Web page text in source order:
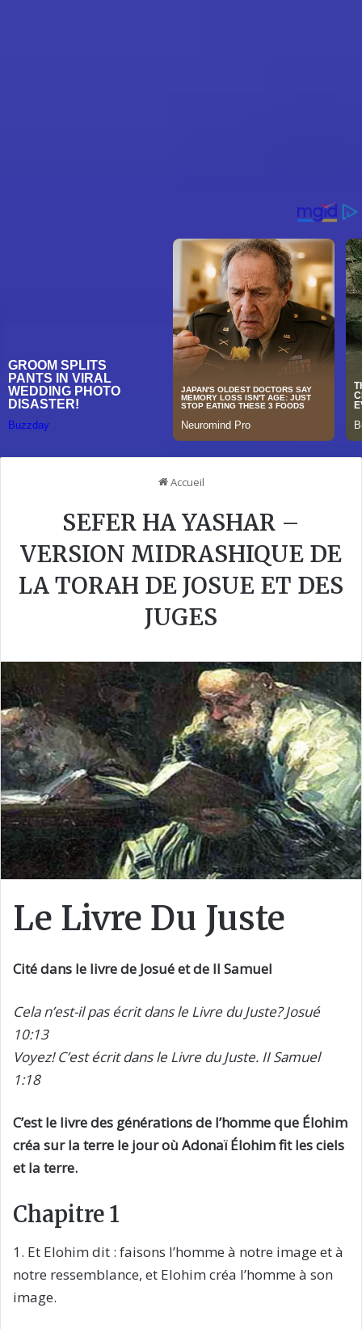
Accueil
SEFER HA YASHAR –
VERSION MIDRASHIQUE DE
LA TORAH DE JOSUE ET DES
JUGES
Le Livre Du Juste
Cité dans le livre de Josué et de II Samuel
Cela n’est-il pas écrit dans le Livre du Juste? Josué
10:13
Voyez! C’est écrit dans le Livre du Juste. II Samuel
1:18
C’est le livre des générations de l’homme que Élohim
créa sur la terre le jour où Adonaï Élohim fit les ciels
et la terre.
Chapitre 1
1. Et Elohim dit : faisons l’homme à notre image et à
notre ressemblance, et Elohim créa l’homme à son
image.